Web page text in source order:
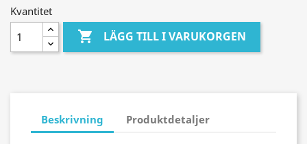
Kvantitet
 LÄGG TILL I VARUKORGEN
Beskrivning Produktdetaljer